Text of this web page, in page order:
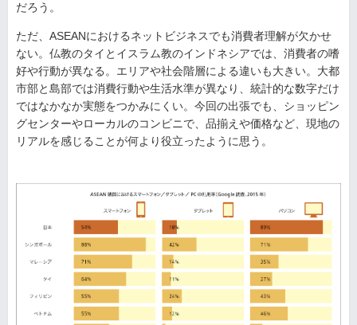
だろう。
ただ、ASEANにおけるネットビジネスでも消費者理解が欠かせ
ない。仏教のタイとイスラム教のインドネシアでは、消費者の嗜
好や行動が異なる。エリアや社会階層による違いも大きい。大都
市部と島部では消費行動や生活水準が異なり、統計的な数字だけ
ではなかなか実態をつかみにくい。今回の出張でも、ショッピン
グセンターやローカルのコンビニで、品揃えや価格など、現地の
リアルを感じることが何より役立ったように思う。